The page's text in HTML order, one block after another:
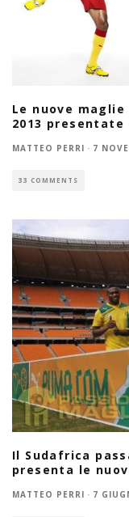
Le nuove maglie
2013 presentate
MATTEO PERRI · 7
33 COMMENTS
Il Sudafrica
presenta le
MATTEO PERRI · 7